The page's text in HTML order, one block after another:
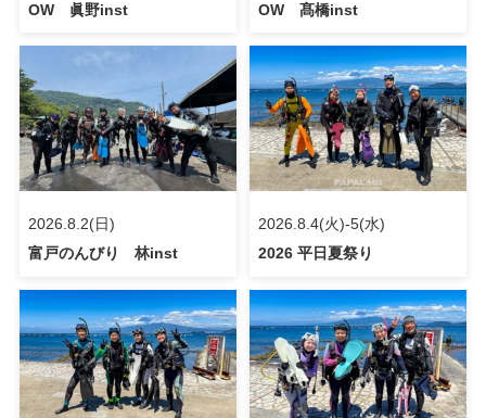
OW 眞野inst
OW 髙橋inst
2026.8.2(日)
富戸のんびり 林inst
2026.8.4(火)-5(水)
2026 平日夏祭り